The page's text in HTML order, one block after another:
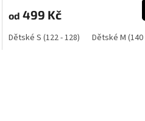
je
z
od 499 Kč
Dětské S (122 - 128) Dětské M (140